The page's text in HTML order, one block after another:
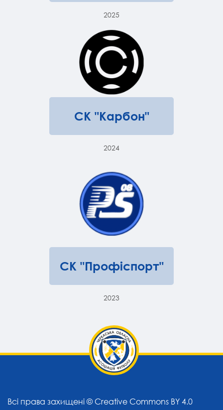
2025
СК "Карбон"
2024
СК "Профіспорт"
2023
Всі права захищені © Creative Commons BY 4.0